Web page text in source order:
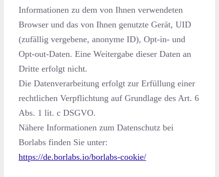
Informationen zu dem von Ihnen verwendeten
Browser und das von Ihnen genutzte Gerät, UID
(zufällig vergebene, anonyme ID), Opt-in- und
Opt-out-Daten. Eine Weitergabe dieser Daten an
Dritte erfolgt nicht.
Die Datenverarbeitung erfolgt zur Erfüllung einer
rechtlichen Verpflichtung auf Grundlage des Art. 6
Abs. 1 lit. c DSGVO.
Nähere Informationen zum Datenschutz bei
Borlabs finden Sie unter:
https://de.borlabs.io/borlabs-cookie/